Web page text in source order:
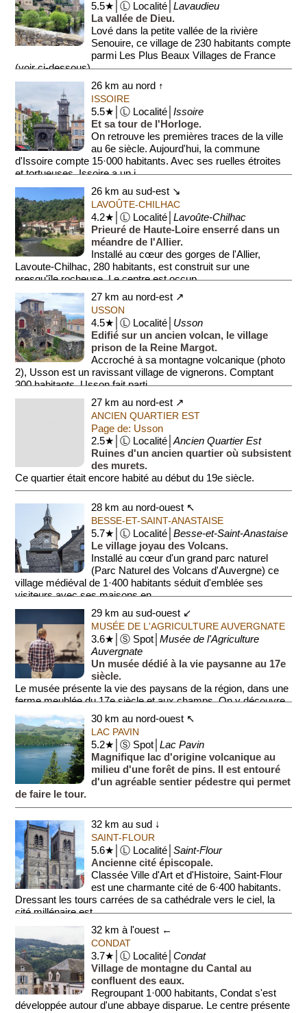
5.5★│Ⓛ Localité│Lavaudieu
La vallée de Dieu.
Lové dans la petite vallée de la rivière
Senouire, ce village de 230 habitants compte
parmi Les Plus Beaux Villages de France
(voir ci-dessous).
Le village doit son existe...
26 km au nord ↑
ISSOIRE
5.5★│Ⓛ Localité│Issoire
Et sa tour de l'Horloge.
On retrouve les premières traces de la ville
au 6e siècle. Aujourd'hui, la commune
d'Issoire compte 15·000 habitants. Avec ses ruelles étroites
et tortueuses, Issoire a un i...
26 km au sud-est ↘
LAVOÛTE-CHILHAC
4.2★│Ⓛ Localité│Lavoûte-Chilhac
Prieuré de Haute-Loire enserré dans un
méandre de l'Allier.
Installé au cœur des gorges de l'Allier,
Lavoute-Chilhac, 280 habitants, est construit sur une
presqu'île rocheuse. Le centre est occup...
27 km au nord-est ↗
USSON
4.5★│Ⓛ Localité│ Usson
Edifié sur un ancien volcan, le village
prison de la Reine Margot.
Accroché à sa montagne volcanique (photo
2), Usson est un ravissant village de vignerons. Comptant
300 habitants, Usson fait parti...
27 km au nord-est ↗
ANCIEN QUARTIER EST
Page de: Usson
2.5★│Ⓛ Localité│Ancien Quartier Est
Ruines d'un ancien quartier où subsistent
des murets.
Ce quartier était encore habité au début du 19e siècle.
28 km au nord-ouest ↖
BESSE-ET-SAINT-ANASTAISE
5.7★│Ⓛ Localité│Besse-et-Saint-Anastaise
Le village joyau des Volcans.
Installé au cœur d'un grand parc naturel
(Parc Naturel des Volcans d'Auvergne) ce
village médiéval de 1·400 habitants séduit d'emblée ses
visiteurs avec ses maisons en ...
29 km au sud-ouest ↙
MUSÉE DE L'AGRICULTURE AUVERGNATE
3.6★│Ⓢ Spot│Musée de l'Agriculture
Auvergnate
Un musée dédié à la vie paysanne au 17e
siècle.
Le musée présente la vie des paysans de la région, dans une
ferme meublée du 17e siècle et aux champs. On y découvre
entre autres une étable et l...30 km au nord-ouest ↖
LAC PAVIN
5.2★│Ⓢ Spot│Lac Pavin
Magnifique lac d'origine volcanique au
milieu d'une forêt de pins. Il est entouré
d'un agréable sentier pédestre qui permet
de faire le tour.
32 km au sud ↓
SAINT-FLOUR
5.6★│Ⓛ Localité│Saint-Flour
Ancienne cité épiscopale.
Classée Ville d'Art et d'Histoire, Saint-Flour
est une charmante cité de 6·400 habitants.
Dressant les tours carrées de sa cathédrale vers le ciel, la
cité millénaire est...
32 km à l'ouest ←
CONDAT
3.7★│Ⓛ Localité│Condat
Village de montagne du Cantal au
confluent des eaux.
Regroupant 1·000 habitants, Condat s'est
développée autour d'une abbaye disparue. Le centre présente